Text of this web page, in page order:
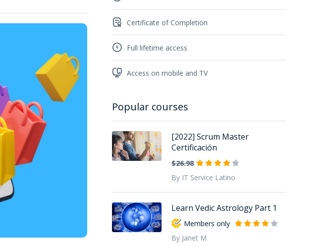
Certificate of Completion
Full lifetime access
Access on mobile and TV
Popular courses
[2022] Scrum Master
Certificación
$26.98
By IT Service Latino
Learn Vedic Astrology Part 1
Members only
By Janet M